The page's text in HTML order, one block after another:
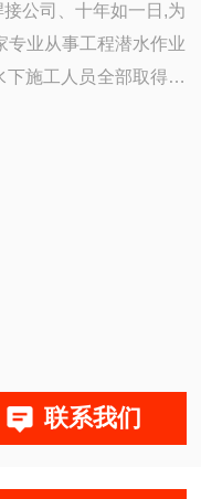
公司、十年如一日,为
专业从事工程潜水作业
施工人员全部取得国
临场组织施工经验丰
，新工艺，努力提高
联系我们